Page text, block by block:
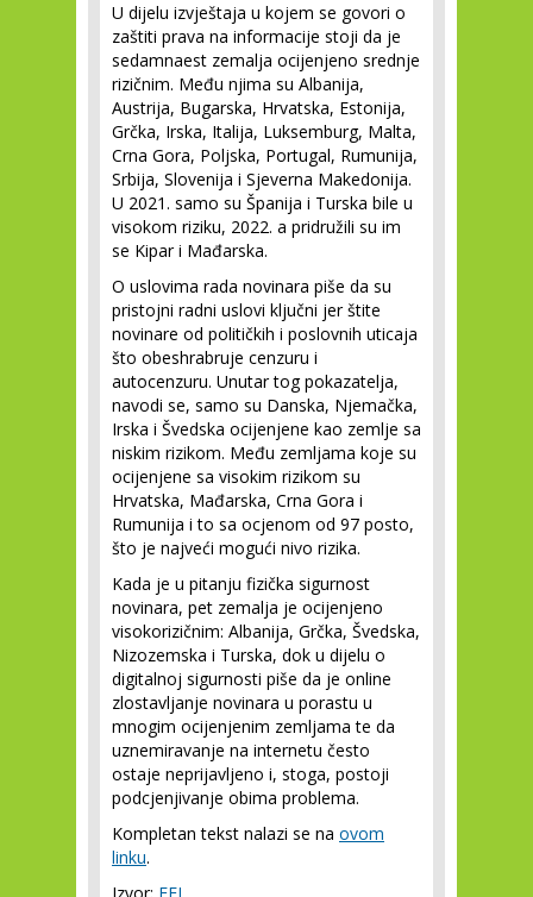
U dijelu izvještaja u kojem se govori o
zaštiti prava na informacije stoji da je
sedamnaest zemalja ocijenjeno srednje
rizičnim. Među njima su Albanija,
Austrija, Bugarska, Hrvatska, Estonija,
Grčka, Irska, Italija, Luksemburg, Malta,
Crna Gora, Poljska, Portugal, Rumunija,
Srbija, Slovenija i Sjeverna Makedonija.
U 2021. samo su Španija i Turska bile u
visokom riziku, 2022. a pridružili su im
se Kipar i Mađarska.
O uslovima rada novinara piše da su
pristojni radni uslovi ključni jer štite
novinare od političkih i poslovnih uticaja
što obeshrabruje cenzuru i
autocenzuru. Unutar tog pokazatelja,
navodi se, samo su Danska, Njemačka,
Irska i Švedska ocijenjene kao zemlje sa
niskim rizikom. Među zemljama koje su
ocijenjene sa visokim rizikom su
Hrvatska, Mađarska, Crna Gora i
Rumunija i to sa ocjenom od 97 posto,
što je najveći mogući nivo rizika.
Kada je u pitanju fizička sigurnost
novinara, pet zemalja je ocijenjeno
visokorizičnim: Albanija, Grčka, Švedska,
Nizozemska i Turska, dok u dijelu o
digitalnoj sigurnosti piše da je online
zlostavljanje novinara u porastu u
mnogim ocijenjenim zemljama te da
uznemiravanje na internetu često
ostaje neprijavljeno i, stoga, postoji
podcjenjivanje obima problema.
Kompletan tekst nalazi se na ovom
linku.